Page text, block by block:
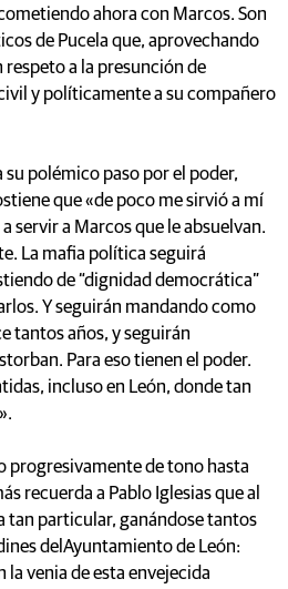
ahora con Marcos. Son
de Pucela que, aprovechando
a la presunción de
y políticamente a su compañero
su polémico paso por el poder,
que «de poco me sirvió a mí
servir a Marcos que le absuelvan.
La mafia política seguirá
de “dignidad democrática”
Y seguirán mandando como
tantos años, y seguirán
Para eso tienen el poder.
incluso en León, donde tan
progresivamente de tono hasta
recuerda a Pablo Iglesias que al
tan particular, ganándose tantos
delAyuntamiento de León:
la venia de esta envejecida